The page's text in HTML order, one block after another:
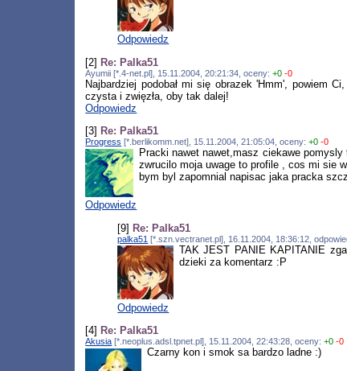
Odpowiedz
[2] Re: Palka51
Ayumii [*.4-net.pl], 15.11.2004, 20:21:34, oceny:+0 -0
Najbardziej podobał mi się obrazek 'Hmm', powiem
czysta i zwięzła, oby tak dalej!
Odpowiedz
[3] Re: Palka51
Progress [*.berlikomm.net], 15.11.2004, 21:05:04, oceny:+0 -0
Pracki nawet nawet,masz ciekawe
zwrucilo moja uwage to profile , cos mi sie
bym byl zapomnial napisac jaka pracka
Odpowiedz
[9] Re: Palka51
palka51 [*.szn.vectranet.pl], 16.11.2004, 18:36:12,
TAK JEST PANIE KAPITANIE
dzieki za komentarz :P
Odpowiedz
[4] Re: Palka51
Akusia [*.neoplus.adsl.tpnet.pl], 15.11.2004, 22:43:28, oceny:+0 -0
Czarny kon i smok sa bardzo ladne :)